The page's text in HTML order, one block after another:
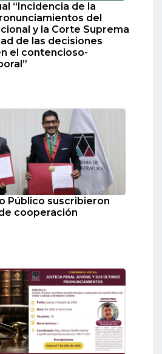
“Incidencia de la
del
y la Corte Suprema
de las decisiones
el contencioso-
Público suscribieron
cooperación